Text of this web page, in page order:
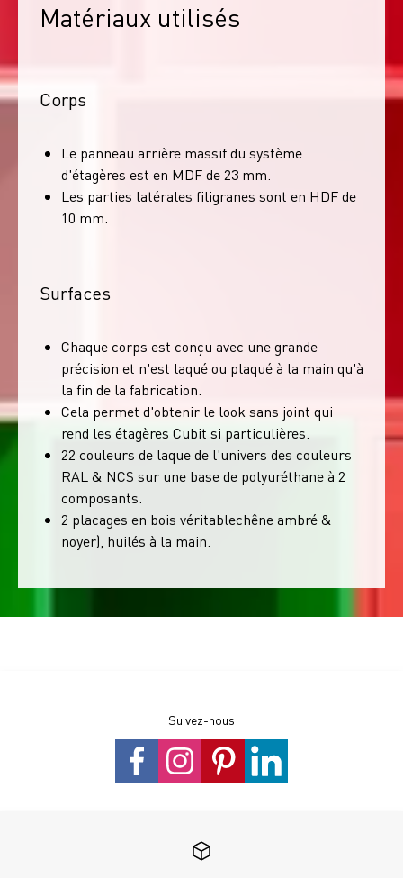
Matériaux utilisés
Corps
Le panneau arrière massif du système
d'étagères est en MDF de 23 mm.
Les parties latérales filigranes sont en HDF de
10 mm.
Surfaces
Chaque corps est conçu avec une grande
précision et n'est laqué ou plaqué à la main qu'à
la fin de la fabrication.
Cela permet d'obtenir le look sans joint qui
rend les étagères Cubit si particulières.
22 couleurs de laque de l'univers des couleurs
RAL & NCS sur une base de polyuréthane à 2
composants.
2 placages en bois véritablechêne ambré &
noyer), huilés à la main.
Suivez-nous